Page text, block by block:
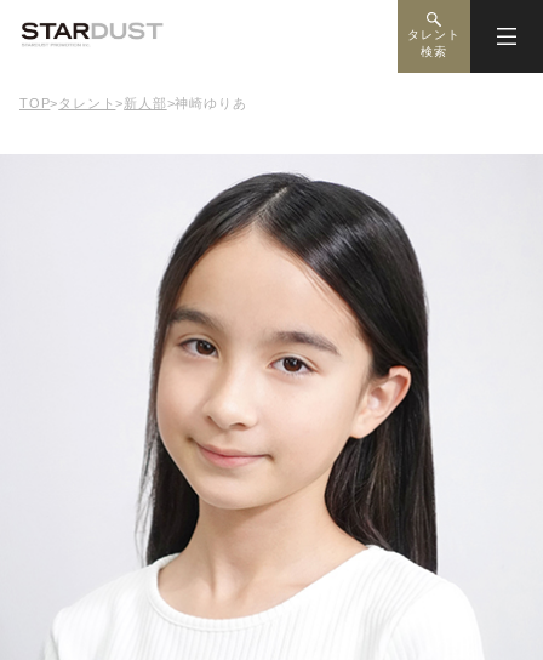
タレント
検索
TOP> タレント>新人部>神崎ゆりあ